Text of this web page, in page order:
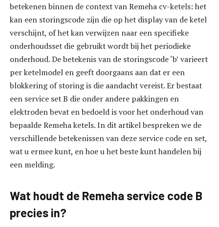
betekenen binnen de context van Remeha cv-ketels: het
kan een storingscode zijn die op het display van de ketel
verschijnt, of het kan verwijzen naar een specifieke
onderhoudsset die gebruikt wordt bij het periodieke
onderhoud. De betekenis van de storingscode ‘b’ varieert
per ketelmodel en geeft doorgaans aan dat er een
blokkering of storing is die aandacht vereist. Er bestaat
een service set B die onder andere pakkingen en
elektroden bevat en bedoeld is voor het onderhoud van
bepaalde Remeha ketels. In dit artikel bespreken we de
verschillende betekenissen van deze service code en set,
wat u ermee kunt, en hoe u het beste kunt handelen bij
een melding.
Wat houdt de Remeha service code B
precies in?